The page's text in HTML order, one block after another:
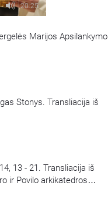
20:25
Marijos Apsilankymo
Stonys. Transliacija iš
13 - 21. Transliacija iš
ir Povilo arkikatedros